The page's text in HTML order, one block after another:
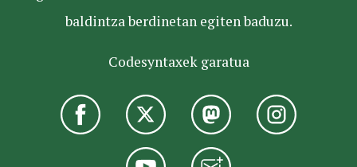
baldintza berdinetan egiten baduzu.
Codesyntaxek garatua